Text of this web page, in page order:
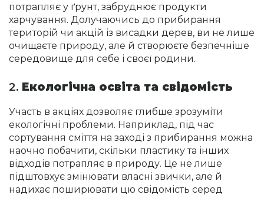
потрапляє у ґрунт, забруднює продукти
харчування. Долучаючись до прибирання
територій чи акцій із висадки дерев, ви не лише
очищаєте природу, але й створюєте безпечніше
середовище для себе і своєї родини.
2. Екологічна освіта та свідомість
Участь в акціях дозволяє глибше зрозуміти
екологічні проблеми. Наприклад, під час
сортування сміття на заході з прибирання можна
наочно побачити, скільки пластику та інших
відходів потрапляє в природу. Це не лише
підштовхує змінювати власні звички, але й
надихає поширювати цю свідомість серед